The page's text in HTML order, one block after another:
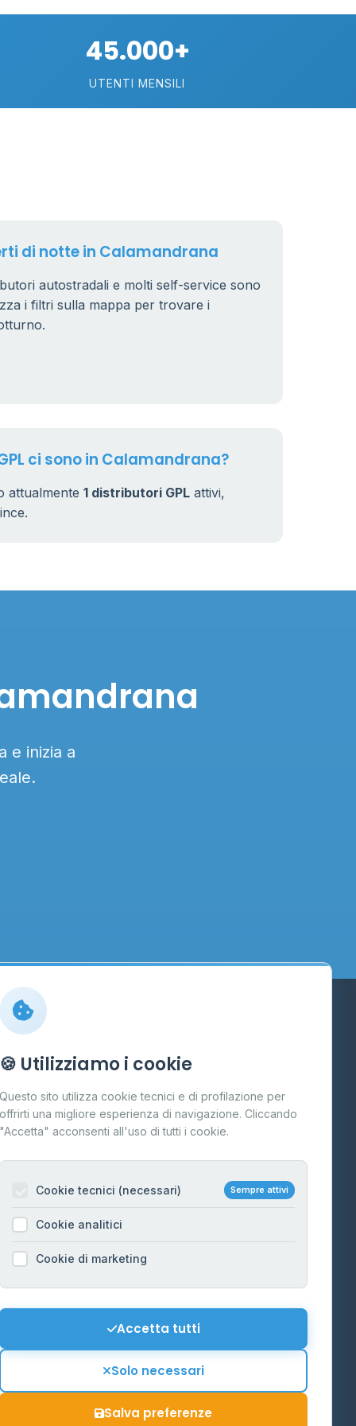
45.000+
UTENTI MENSILI
di notte in Calamandrana
autostradali e molti self-service sono
i filtri sulla mappa per trovare i
ci sono in Calamandrana?
attualmente 1 distributori GPL attivi,
e inizia a
Alto
Contatti
Per gestori
Informazioni legali
Privacy Policy
Cookie Policy
Mappa del sito
Contattaci
🍪 Utilizziamo i cookie
Questo sito utilizza cookie tecnici e di profilazione per
offrirti una migliore esperienza di navigazione. Cliccando
"Accetta" acconsenti all'uso di tutti i cookie.
Cookie tecnici (necessari) Sempre attivi
Cookie analitici
Cookie di marketing
Accetta tutti
Solo necessari
Salva preferenze